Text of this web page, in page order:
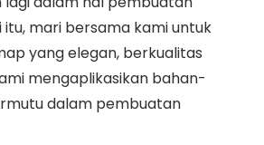
itu, mari bersama kami untuk
yang elegan, berkualitas
mengaplikasikan bahan-
dalam pembuatan